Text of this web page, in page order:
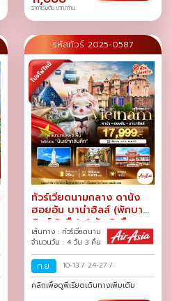
ราคาเริ่มต้น บาท/ท่าน
รหัสทัวร์ 2025-0587
ทัวร์เวียดนามกลาง ดานัง
ฮอยอัน บาน่าฮิลล์ (พักบานา
ฮิลล์ 2 คืน) 4 วัน 3 คืน
เส้นทาง : ทัวร์เวียดนาม
จำนวนวัน : 4 วัน 3 คืน
ก.ย. 10-13 / 24-27 /
คลิกเพื่อดูพีเรียดเดินทางเพิ่มเติม